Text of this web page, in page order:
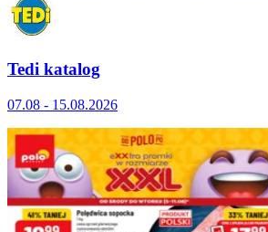
Tedi katalog
07.08 - 15.08.2026